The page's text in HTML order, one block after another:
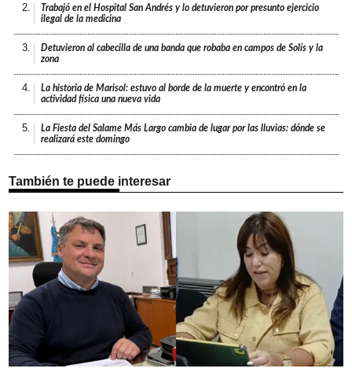
2.
Trabajó en el Hospital San Andrés y lo detuvieron por presunto ejercicio
ilegal de la medicina
3.
Detuvieron al cabecilla de una banda que robaba en campos de Solís y la
zona
4.
La historia de Marisol: estuvo al borde de la muerte y encontró en la
actividad física una nueva vida
5.
La Fiesta del Salame Más Largo cambia de lugar por las lluvias: dónde se
realizará este domingo
También te puede interesar